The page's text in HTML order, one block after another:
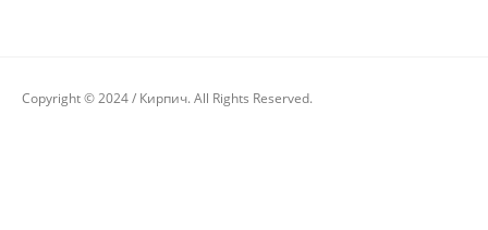
Copyright © 2024 / Кирпич. All Rights Reserved.